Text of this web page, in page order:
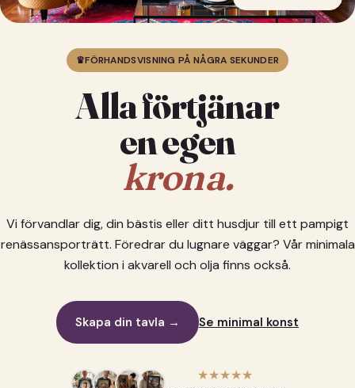
♛FÖRHANDSVISNING PÅ NÅGRA SEKUNDER
Alla förtjänar
en egen
krona.
Vi förvandlar dig, din bästis eller ditt husdjur till ett pampigt
renässansporträtt. Föredrar du lugnare väggar? Vår minimala
kollektion i akvarell och olja finns också.
Skapa din tavla → Se minimal konst
★★★★★